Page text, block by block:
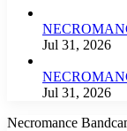
Jul 31, 2026
Jul 31, 2026
Necromance